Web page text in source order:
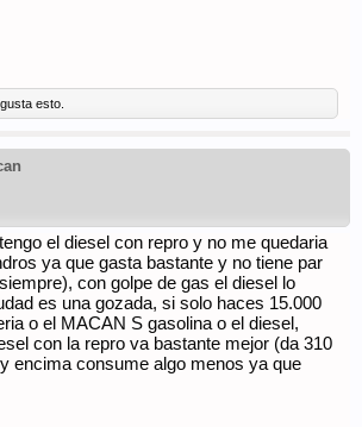
esto.
el diesel con repro y no me quedaria
ya que gasta bastante y no tiene par
con golpe de gas el diesel lo
es una gozada, si solo haces 15.000
o el MACAN S gasolina o el diesel,
con la repro va bastante mejor (da 310
encima consume algo menos ya que